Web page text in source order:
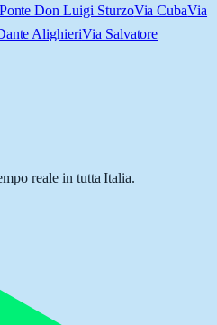
Ponte Don Luigi SturzoVia CubaVia
AlighieriVia Salvatore
reale in tutta Italia.